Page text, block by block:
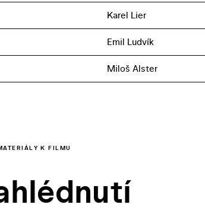
Karel Lier
Emil Ludvík
Miloš Alster
K FILMU